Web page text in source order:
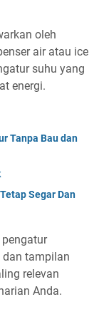
oleh
air atau ice
suhu yang
energi.
Tanpa Bau dan
Segar Dan
dan tampilan
relevan
Anda.